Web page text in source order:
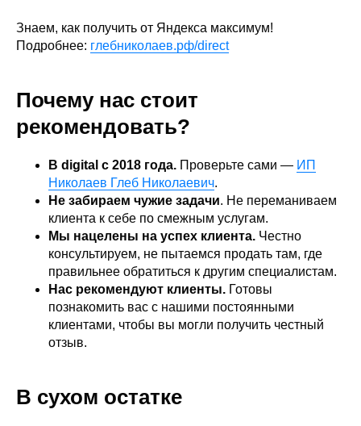
Знаем, как получить от Яндекса максимум!
Подробнее: глебниколаев.рф/direct
Почему нас стоит
рекомендовать?
В digital с 2018 года. Проверьте сами — ИП
Николаев Глеб Николаевич.
Не забираем чужие задачи. Не переманиваем
клиента к себе по смежным услугам.
Мы нацелены на успех клиента. Честно
консультируем, не пытаемся продать там, где
правильнее обратиться к другим специалистам.
Нас рекомендуют клиенты. Готовы
познакомить вас с нашими постоянными
клиентами, чтобы вы могли получить честный
отзыв.
В сухом остатке